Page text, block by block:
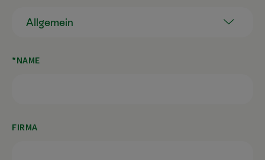
NAME
FIRMA